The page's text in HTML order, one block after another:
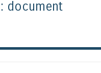
document